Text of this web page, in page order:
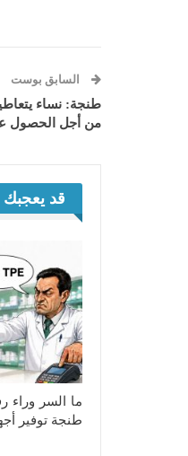
السابق بوست
طنجة: نساء
من أجل الحصول
قد يعجبك
ما السر
طنجة توفير